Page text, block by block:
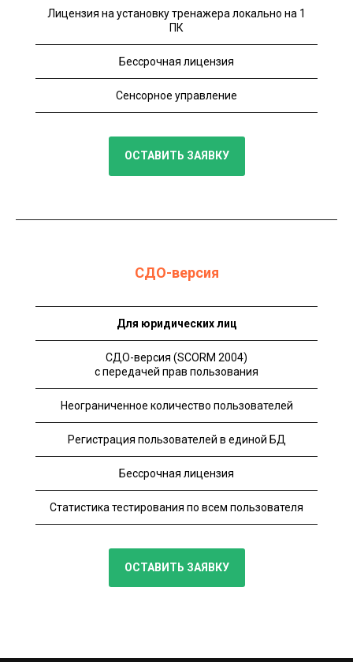
Лицензия на установку тренажера локально на 1
ПК
Бессрочная лицензия
Сенсорное управление
ОСТАВИТЬ ЗАЯВКУ
СДО-версия
Для юридических лиц
СДО-версия (SCORM 2004)
с передачей прав пользования
Неограниченное количество пользователей
Регистрация пользователей в единой БД
Бессрочная лицензия
Статистика тестирования по всем пользователя
ОСТАВИТЬ ЗАЯВКУ